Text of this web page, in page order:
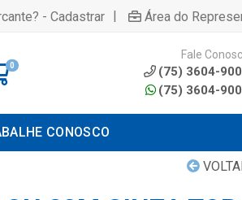
- Cadastrar | Área do
0
Fale
(75) 3604-
(75) 3604-
CONOSCO